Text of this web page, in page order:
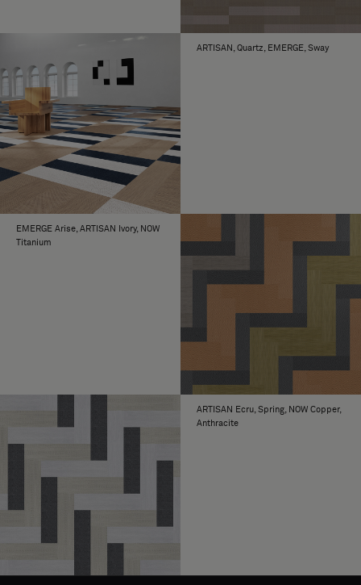
ARTISAN, Quartz, EMERGE, Sway
EMERGE Arise, ARTISAN Ivory, NOW
Titanium
ARTISAN Ecru, Spring, NOW Copper,
Anthracite